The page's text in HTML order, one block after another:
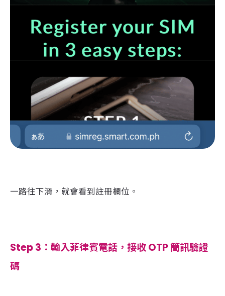
一路往下滑，就會看到註冊欄位。
Step 3：輸入菲律賓電話，接收 OTP 簡訊驗證
碼